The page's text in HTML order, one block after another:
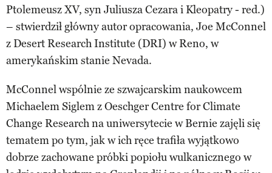
Ptolemeusz XV, syn Juliusza Cezara i Kleopatry - red.)
– stwierdził główny autor opracowania, Joe McConnel
z Desert Research Institute (DRI) w Reno, w
amerykańskim stanie Nevada.
McConnel wspólnie ze szwajcarskim naukowcem
Michaelem Siglem z Oeschger Centre for Climate
Change Research na uniwersytecie w Bernie zajęli się
tematem po tym, jak w ich ręce trafiła wyjątkowo
dobrze zachowane próbki popiołu wulkanicznego w